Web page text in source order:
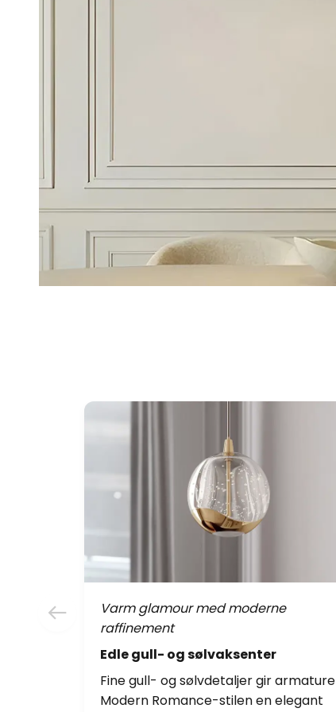
Varm glamour med moderne
raffinement
Edle gull- og sølvaksenter
Fine gull- og sølvdetaljer gir
Modern Romance-stilen en elegant